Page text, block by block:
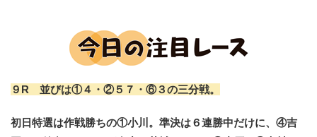
９R 並びは①４・②５７・⑥３の三分戦。
初日特選は作戦勝ちの①小川。準決は６連勝中だけに、④吉